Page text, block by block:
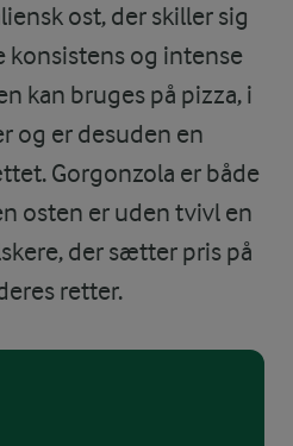
ost, der skiller sig
konsistens og intense
kan bruges på pizza, i
og er desuden en
Gorgonzola er både
osten er uden tvivl en
der sætter pris på
retter.